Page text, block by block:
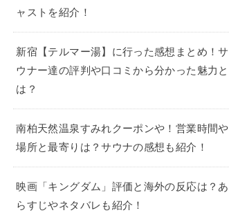
ャストを紹介！
新宿【テルマー湯】に行った感想まとめ！サ
ウナー達の評判や口コミから分かった魅力と
は？
南柏天然温泉すみれクーポンや！営業時間や
場所と最寄りは？サウナの感想も紹介！
映画「キングダム」評価と海外の反応は？あ
らすじやネタバレも紹介！